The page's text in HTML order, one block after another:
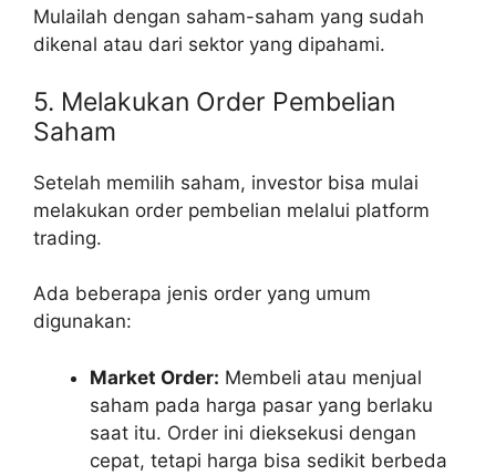
Mulailah dengan saham-saham yang sudah
dikenal atau dari sektor yang dipahami.
5. Melakukan Order Pembelian
Saham
Setelah memilih saham, investor bisa mulai
melakukan order pembelian melalui platform
trading.
Ada beberapa jenis order yang umum
digunakan:
Market Order: Membeli atau menjual
saham pada harga pasar yang berlaku
saat itu. Order ini dieksekusi dengan
cepat, tetapi harga bisa sedikit berbeda